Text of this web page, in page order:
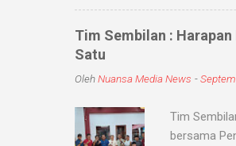
kaum
untuk
Medium-
khodam
Tim Sembilan :
Satu
OlehNuansa Media News -
Tim
bersama